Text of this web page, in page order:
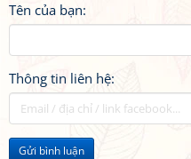
Tên của bạn:
Thông tin liên hệ:
Gửi bình luận